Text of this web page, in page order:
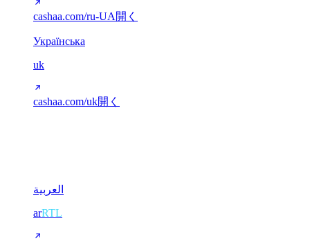
cashaa.com/ru-UA開く
Українська
uk
cashaa.com/uk開く
العربية
arRTL